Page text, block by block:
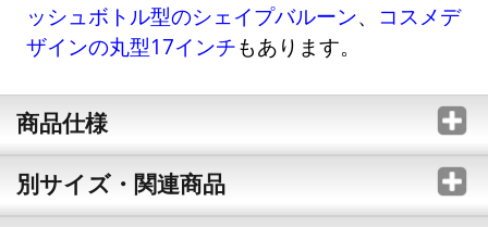
ッシュボトル型のシェイプバルーン、
コスメデ
ザインの丸型17インチもあります。
商品仕様
別サイズ・関連商品